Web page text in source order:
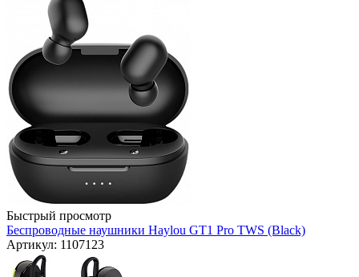
Быстрый просмотр
Беспроводные наушники Haylou GT1 Pro TWS (Black)
Артикул: 1107123